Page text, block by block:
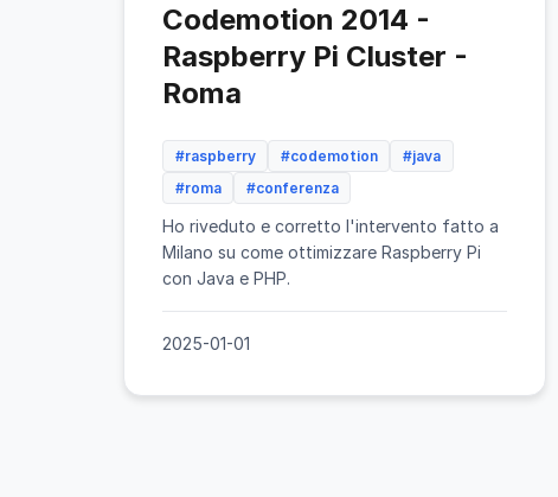
Codemotion 2014 -
Raspberry Pi Cluster -
Roma
#raspberry #codemotion
#java
#roma
#conferenza
Ho riveduto e corretto l'intervento fatto a
Milano su come ottimizzare Raspberry Pi
con Java e PHP.
2025-01-01